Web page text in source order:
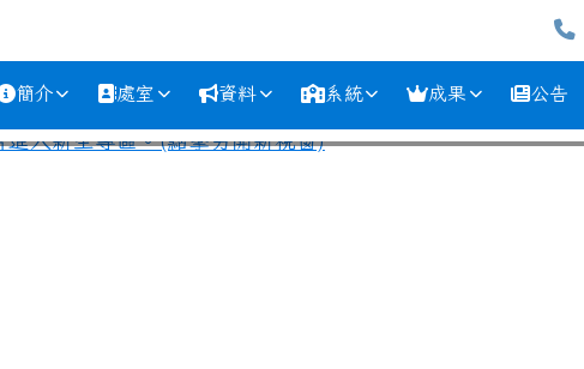
簡介 處室 資料 系統 成果 公告